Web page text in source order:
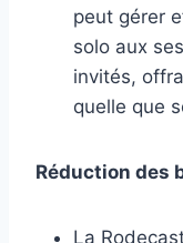
peut gérer
solo aux
invités,
quelle que
Réduction des
La